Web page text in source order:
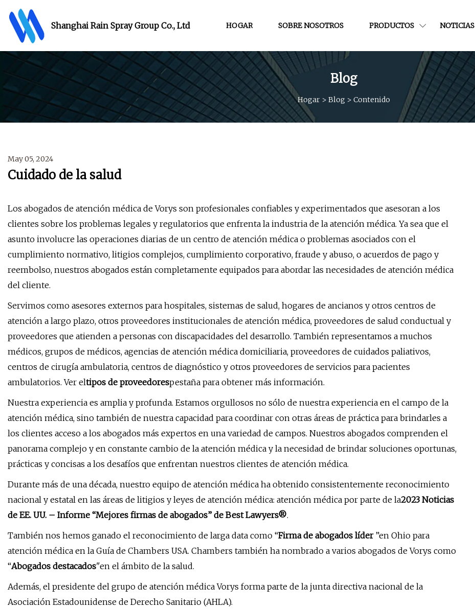
Shanghai Rain Spray Group Co., Ltd HOGAR SOBRE NOSOTROS PRODUCTOS NOTICIAS
Blog
Hogar> Blog > Contenido
May 05, 2024
Cuidado de la salud
Los abogados de atención médica de Vorys son profesionales confiables y experimentados que asesoran a los
clientes sobre los problemas legales y regulatorios que enfrenta la industria de la atención médica. Ya sea que el
asunto involucre las operaciones diarias de un centro de atención médica o problemas asociados con el
cumplimiento normativo, litigios complejos, cumplimiento corporativo, fraude y abuso, o acuerdos de pago y
reembolso, nuestros abogados están completamente equipados para abordar las necesidades de atención médica
del cliente.
Servimos como asesores externos para hospitales, sistemas de salud, hogares de ancianos y otros centros de
atención a largo plazo, otros proveedores institucionales de atención médica, proveedores de salud conductual y
proveedores que atienden a personas con discapacidades del desarrollo. También representamos a muchos
médicos, grupos de médicos, agencias de atención médica domiciliaria, proveedores de cuidados paliativos,
centros de cirugía ambulatoria, centros de diagnóstico y otros proveedores de servicios para pacientes
ambulatorios. Ver eltipos de proveedorespestaña para obtener más información.
Nuestra experiencia es amplia y profunda. Estamos orgullosos no sólo de nuestra experiencia en el campo de la
atención médica, sino también de nuestra capacidad para coordinar con otras áreas de práctica para brindarles a
los clientes acceso a los abogados más expertos en una variedad de campos. Nuestros abogados comprenden el
panorama complejo y en constante cambio de la atención médica y la necesidad de brindar soluciones oportunas,
prácticas y concisas a los desafíos que enfrentan nuestros clientes de atención médica.
Durante más de una década, nuestro equipo de atención médica ha obtenido consistentemente reconocimiento
nacional y estatal en las áreas de litigios y leyes de atención médica: atención médica por parte de la2023 Noticias
de EE. UU. – Informe “Mejores firmas de abogados” de Best Lawyers®.
También nos hemos ganado el reconocimiento de larga data como “Firma de abogados líder”en Ohio para
atención médica en la Guía de Chambers USA. Chambers también ha nombrado a varios abogados de Vorys como
“Abogados destacados"en el ámbito de la salud.
Además, el presidente del grupo de atención médica Vorys forma parte de la junta directiva nacional de la
Asociación Estadounidense de Derecho Sanitario (AHLA).